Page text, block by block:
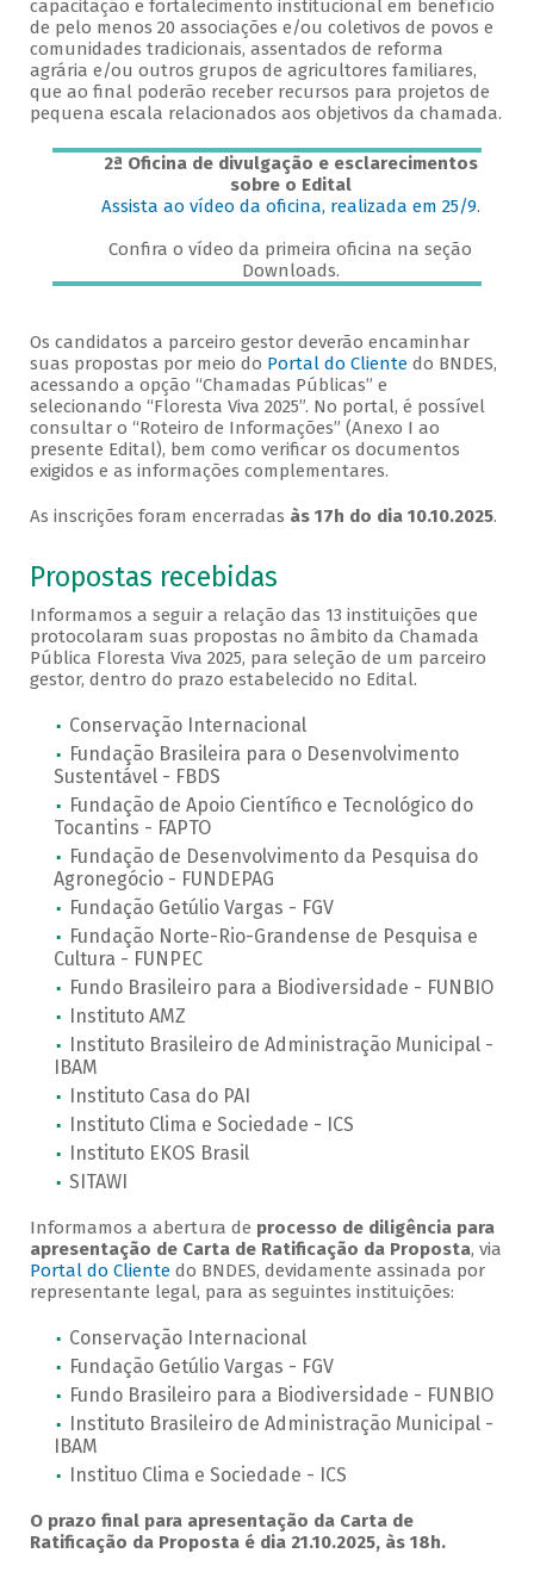
capacitação e fortalecimento institucional em benefício
de pelo menos 20 associações e/ou coletivos de povos e
comunidades tradicionais, assentados de reforma
agrária e/ou outros grupos de agricultores familiares,
que ao final poderão receber recursos para projetos de
pequena escala relacionados aos objetivos da chamada.
2ª Oficina de divulgação e esclarecimentos
sobre o Edital
Assista ao vídeo da oficina, realizada em 25/9.
Confira o vídeo da primeira oficina na seção
Downloads.
Os candidatos a parceiro gestor deverão encaminhar
suas propostas por meio do Portal do Clientedo BNDES,
acessando a opção “Chamadas Públicas” e
selecionando “Floresta Viva 2025”. No portal, é possível
consultar o “Roteiro de Informações” (Anexo I ao
presente Edital), bem como verificar os documentos
exigidos e as informações complementares.
As inscrições foram encerradas às 17h do dia 10.10.2025.
Propostas recebidas
Informamos a seguir a relação das 13 instituições que
protocolaram suas propostas no âmbito da Chamada
Pública Floresta Viva 2025, para seleção de um parceiro
gestor, dentro do prazo estabelecido no Edital.
Conservação Internacional
Fundação Brasileira para o Desenvolvimento
Sustentável - FBDS
Fundação de Apoio Científico e Tecnológico do
Tocantins - FAPTO
Fundação de Desenvolvimento da Pesquisa do
Agronegócio - FUNDEPAG
Fundação Getúlio Vargas - FGV
Fundação Norte-Rio-Grandense de Pesquisa e
Cultura - FUNPEC
Fundo Brasileiro para a Biodiversidade - FUNBIO
Instituto AMZ
Instituto Brasileiro de Administração Municipal -
IBAM
Instituto Casa do PAI
Instituto Clima e Sociedade - ICS
Instituto EKOS Brasil
SITAWI
Informamos a abertura de processo de diligência para
apresentação de Carta de Ratificação da Proposta, via
Portal do Clientedo BNDES, devidamente assinada por
representante legal, para as seguintes instituições:
Conservação Internacional
Fundação Getúlio Vargas - FGV
Fundo Brasileiro para a Biodiversidade - FUNBIO
Instituto Brasileiro de Administração Municipal -
IBAM
Instituo Clima e Sociedade - ICS
O prazo final para apresentação da Carta de
Ratificação da Proposta é dia 21.10.2025, às 18h.